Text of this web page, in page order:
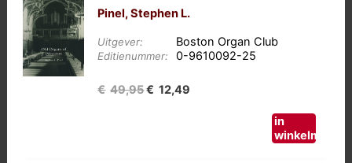
Pinel, Stephen L.
Uitgever: Boston Organ Club
Editienummer: 0-9610092-25
€ 49,95Oorspronkelijke
€ 12,49
in
winkelmand